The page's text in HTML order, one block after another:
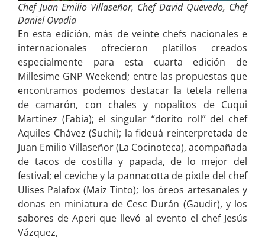
Chef Juan Emilio Villaseñor, Chef David Quevedo, Chef
Daniel Ovadia
En esta edición, más de veinte chefs nacionales e
internacionales ofrecieron platillos creados
especialmente para esta cuarta edición de
Millesime GNP Weekend; entre las propuestas que
encontramos podemos destacar la tetela rellena
de camarón, con chales y nopalitos de Cuqui
Martínez (Fabia); el singular “dorito roll” del chef
Aquiles Chávez (Suchi); la fideuá reinterpretada de
Juan Emilio Villaseñor (La Cocinoteca), acompañada
de tacos de costilla y papada, de lo mejor del
festival; el ceviche y la pannacotta de pixtle del chef
Ulises Palafox (Maíz Tinto); los óreos artesanales y
donas en miniatura de Cesc Durán (Gaudir), y los
sabores de Aperi que llevó al evento el chef Jesús
Vázquez,